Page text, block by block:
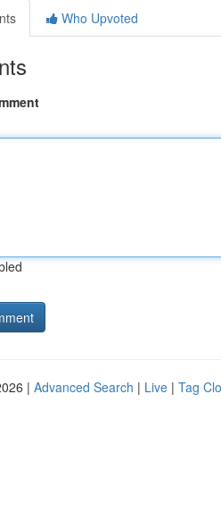
Who Upvoted
| Advanced Search | Live | Tag